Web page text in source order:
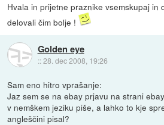
Hvala in prijetne praznike vsemskupaj in
delovali čim bolje !
Golden eye
::28. dec 2008, 19:26
Sam eno hitro vprašanje:
Jaz sem se na ebay prjavu na strani
v nemškem jeziku piše, a lahko to kje
angleščini pisal?